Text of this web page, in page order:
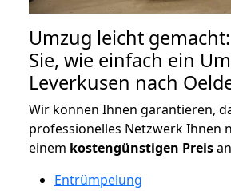
Umzug leicht
Sie, wie einfach ein
Leverkusen nach
Wir können Ihnen garantieren,
professionelles Netzwerk Ihnen
einem kostengünstigen Preis
Entrümpelung